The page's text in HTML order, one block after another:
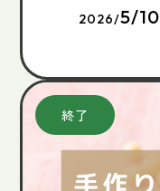
2026/5/10